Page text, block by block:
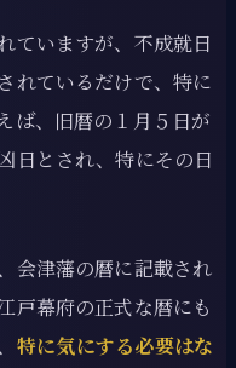
ていますが、不成就日
れているだけで、特に
ば、旧暦の１月５日が
日とされ、特にその日
会津藩の暦に記載され
戸幕府の正式な暦にも
特に気にする必要はな